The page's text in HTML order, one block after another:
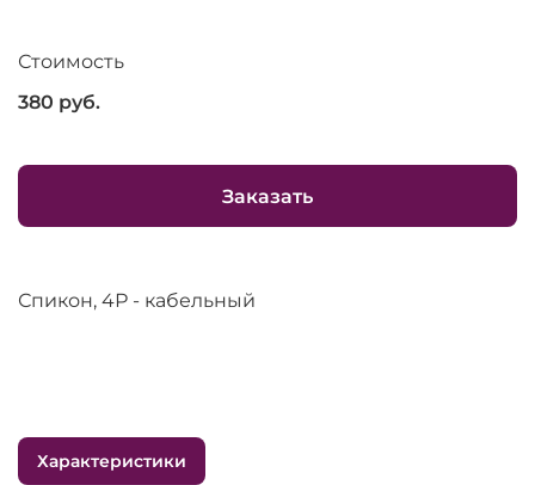
Стоимость
380 руб.
Заказать
Спикон, 4Р - кабельный
Характеристики